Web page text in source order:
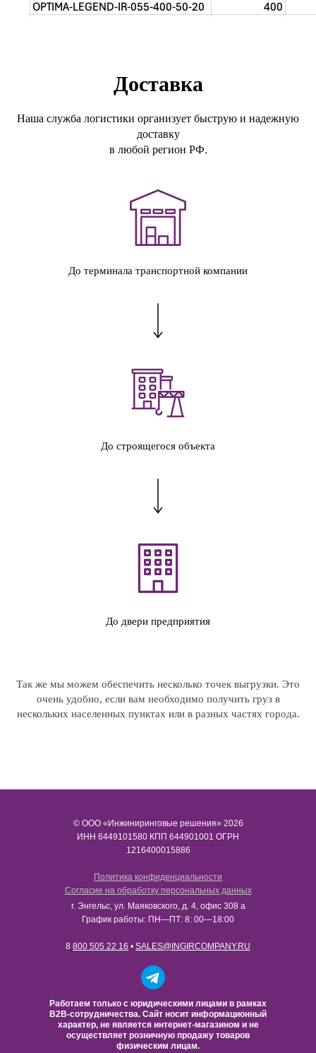
Доставка
Наша служба логистики организует быструю и надежную
доставку
в любой регион РФ.
До терминала транспортной компании
До строящегося объекта
До двери предприятия
Так же мы можем обеспечить несколько точек выгрузки. Это
очень удобно, если вам необходимо получить груз в
нескольких населенных пунктах или в разных частях города.
© ООО «Инжиниринговые решения» 2026
ИНН​​​​​​​ 6449101580 КПП 644901001 ОГРН
1216400015886
Политика конфиденциальности
Согласие на обработку персональных данных
Работаем только с юридическими лицами в рамках
B2B-сотрудничества. Сайт носит информационный
характер, не является интернет-магазином и не
осуществляет розничную продажу товаров
физическим лицам.
г. Энгельс, ул. Маяковского, д. 4, офис 308 а
График работы: ПН—ПТ: 8: 00—18:00
8 800 505 22 16 • SALES@INGIRCOMPANY.RU